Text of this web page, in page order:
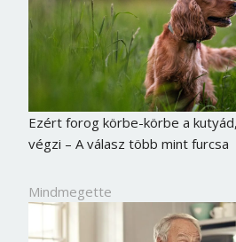
Ezért forog körbe-körbe a
végzi – A válasz több mint furcsa
Mindmegette